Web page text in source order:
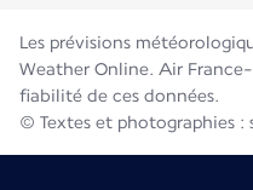
Les prévisions
Weather Online. Air
fiabilité de ces données.
© Textes et photographies :